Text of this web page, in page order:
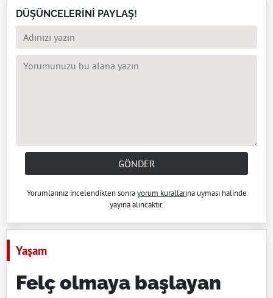
DÜŞÜNCELERİNİ PAYLAŞ!
GÖNDER
Yorumlarınız incelendikten sonrayorum kurallarına uyması halinde
yayına alıncaktır.
Yaşam
Felç olmaya başlayan